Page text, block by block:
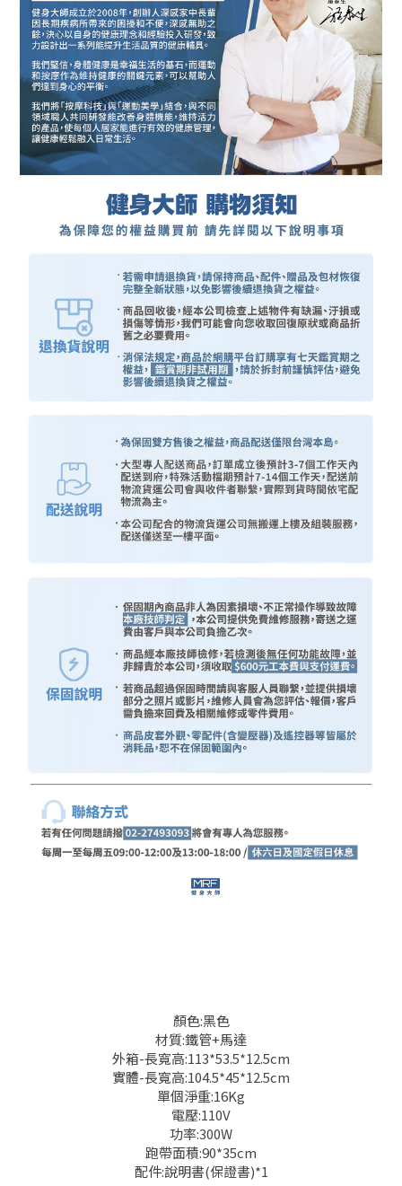
顏色:黑色
材質:鐵管+馬達
外箱-長寬高:113*53.5*12.5cm
實體-長寬高:104.5*45*12.5cm
單個淨重:16Kg
電壓:110V
功率:300W
跑帶面積:90*35cm
配件:說明書(保證書)*1